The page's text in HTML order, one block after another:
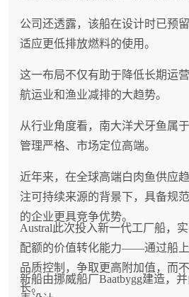
公司还透露，该船在设计时已预
适应更低排放燃料的使用。
这一布局不仅有助于降低长期运
航运业和渔业减排的大趋势。
从行业角度看，南大洋犬牙鱼属
管理严格、市场定位高端。
近年来，在全球高端白肉鱼供应
注可持续来源的背景下，具备规
的企业更具竞争优势。
Austral此次投入新一代工厂船，
配额的价值转化能力——通过船
品质控制，争取更高附加值，而
长。
新船由挪威船厂Baatbygg建造，